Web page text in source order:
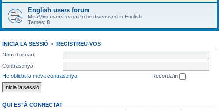
English users forum
MiraMon users forum to be discussed in English
Temes: 8
INICIA LA SESSIÓ • REGISTREU-VOS
Nom d’usuari:
Contrasenya:
He oblidat la meva contrasenya
Recorda’m
QUI ESTÀ CONNECTAT